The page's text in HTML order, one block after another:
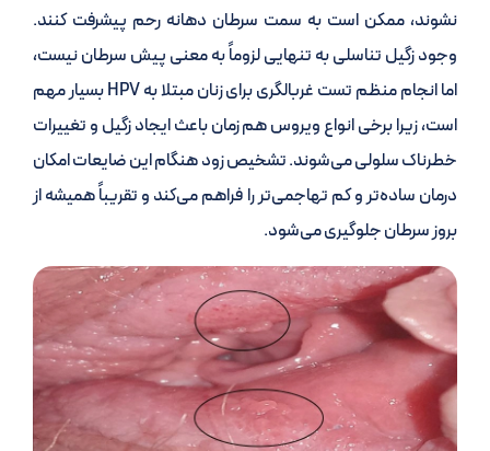
نشوند، ممکن است به سمت سرطان دهانه رحم پیشرفت کنند.
وجود زگیل تناسلی به تنهایی لزوماً به معنی پیش سرطان نیست،
اما انجام منظم تست غربالگری برای زنان مبتلا به HPV بسیار مهم
است، زیرا برخی انواع ویروس هم زمان باعث ایجاد زگیل و تغییرات
خطرناک سلولی می‌شوند. تشخیص زود هنگام این ضایعات امکان
درمان ساده‌تر و کم تهاجمی‌تر را فراهم می‌کند و تقریباً همیشه از
بروز سرطان جلوگیری می‌شود.